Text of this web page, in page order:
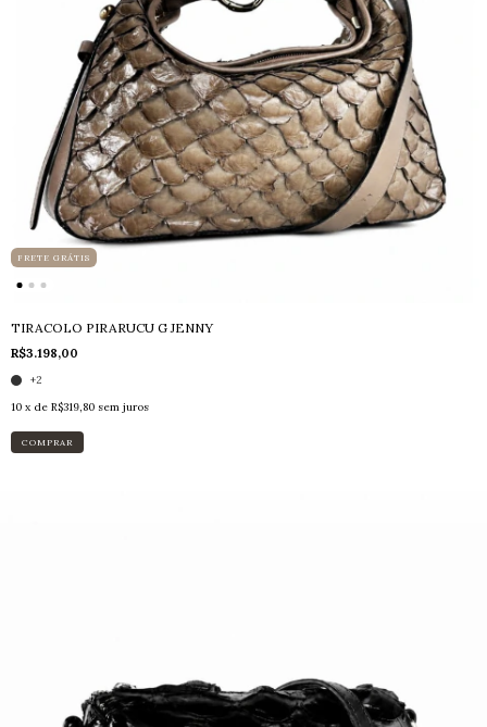
FRETE GRÁTIS
TIRACOLO PIRARUCU G JENNY
R$3.198,00
+2
10 x de R$319,80 sem juros
COMPRAR